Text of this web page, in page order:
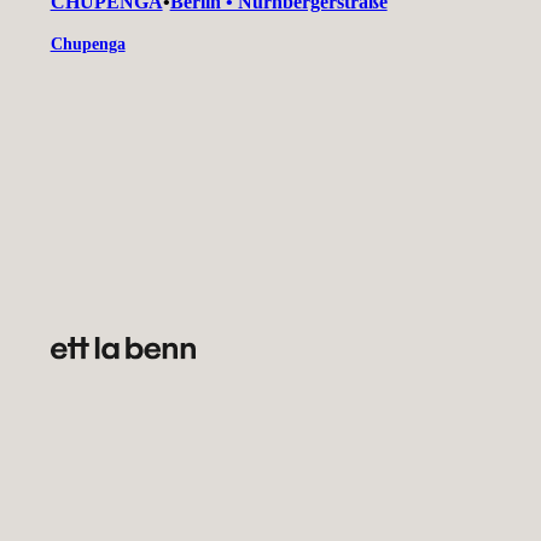
Chupenga